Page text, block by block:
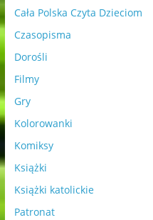
Cała Polska Czyta Dzieciom
Czasopisma
Dorośli
Filmy
Gry
Kolorowanki
Komiksy
Książki
Książki katolickie
Patronat